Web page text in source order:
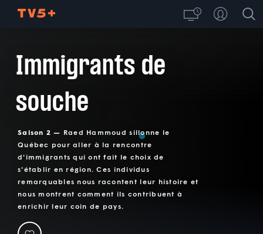
Immigrants de
souche
Saison 2 — Raed Hammoud sillonne le
Québec pour aller à la rencontre
d'immigrants qui ont fait le choix de
s'établir en région. Ces individus
remarquables nous racontent leur histoire et
nous montrent comment ils contribuent à
enrichir leur coin de pays.